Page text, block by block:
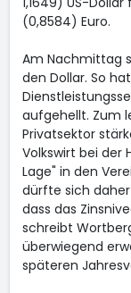
(0,8584) Euro.
Am Nachmittag
den Dollar. So
aufgehellt. Zum
Privatsektor
Volkswirt bei der
Lage" in den
dürfte sich
dass das
schreibt
überwiegend
späteren